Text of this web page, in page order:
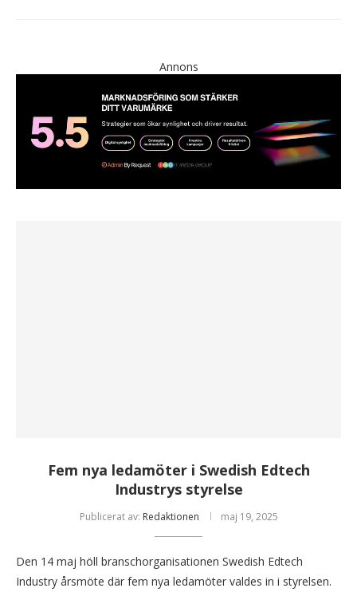
Annons
Fem nya ledamöter i Swedish Edtech
Industrys styrelse
Publicerat av: Redaktionen maj 19, 2025
Den 14 maj höll branschorganisationen Swedish Edtech
Industry årsmöte där fem nya ledamöter valdes in i styrelsen.